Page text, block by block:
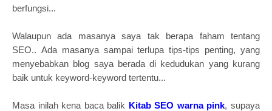
berfungsi...
Walaupun ada masanya saya tak berapa faham tentang
SEO.. Ada masanya sampai terlupa tips-tips penting, yang
menyebabkan blog saya berada di kedudukan yang kurang
baik untuk keyword-keyword tertentu...
Masa inilah kena baca balik Kitab SEO warna pink, supaya